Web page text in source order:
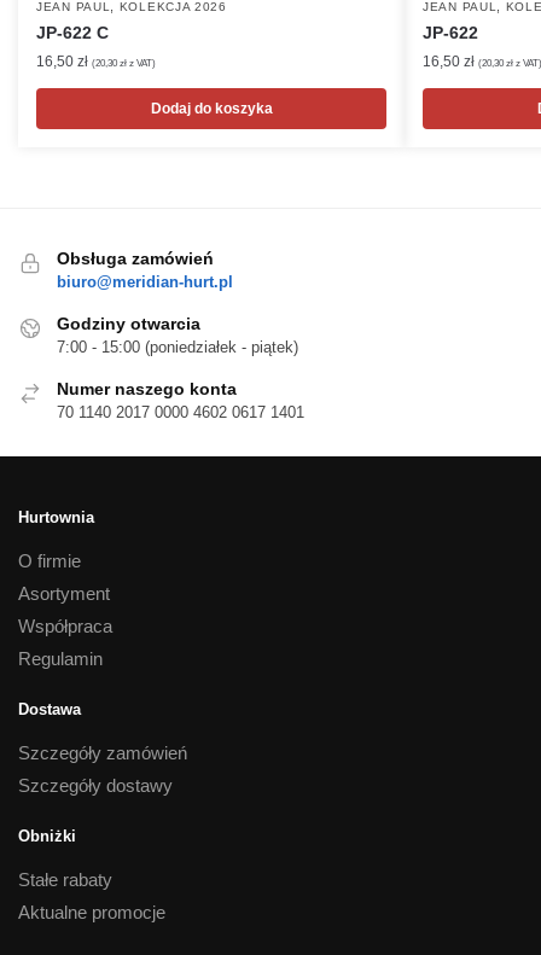
JEAN PAUL, KOLEKCJA 2026
JP-622 C
16,50 zł (20,30 zł z VAT)
Dodaj do koszyka
JEAN PAUL,
JP-622
16,50 zł (20,30 zł z VAT)
Obsługa zamówień
biuro@meridian-hurt.pl
Godziny otwarcia
7:00 - 15:00 (poniedziałek - piątek)
Numer naszego konta
70 1140 2017 0000 4602 0617 1401
Hurtownia
O firmie
Asortyment
Współpraca
Regulamin
Dostawa
Szczegóły zamówień
Szczegóły dostawy
Obniżki
Stałe rabaty
Aktualne promocje